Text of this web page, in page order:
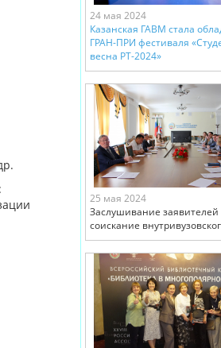
24 мая 2024
Казанская ГАВМ стала
ГРАН-ПРИ фестиваля
весна РТ-2024»
25 мая 2024
Заслушивание заявителей
соискание